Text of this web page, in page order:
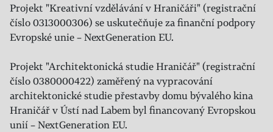
Projekt "Kreativní vzdělávání v Hraničáři" (registrační
číslo 0313000306) se uskutečňuje za finanční podpory
Evropské unie – NextGeneration EU.
Projekt "Architektonická studie Hraničář" (registrační
číslo 0380000422) zaměřený na vypracování
architektonické studie přestavby domu bývalého kina
Hraničář v Ústí nad Labem byl financovaný Evropskou
unií – NextGeneration EU.